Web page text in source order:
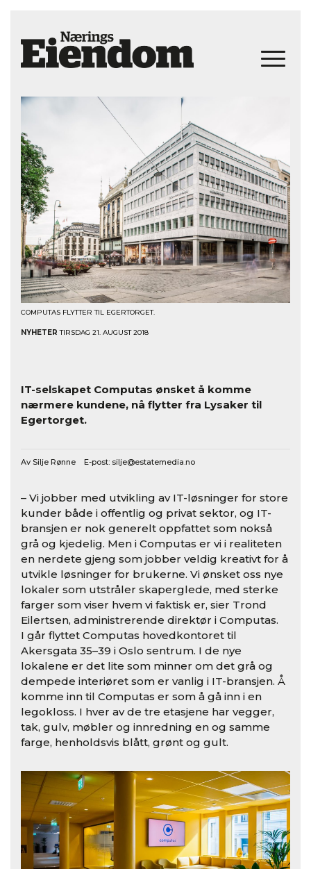
COMPUTAS FLYTTER TIL EGERTORGET.
NYHETER TIRSDAG 21. AUGUST 2018
IT-selskapet Computas ønsket å komme
nærmere kundene, nå flytter fra Lysaker til
Egertorget.
Av Silje Rønne E-post: silje@estatemedia.no
– Vi jobber med utvikling av IT-løsninger for store
kunder både i offentlig og privat sektor, og IT-
bransjen er nok generelt oppfattet som nokså
grå og kjedelig. Men i Computas er vi i realiteten
en nerdete gjeng som jobber veldig kreativt for å
utvikle løsninger for brukerne. Vi ønsket oss nye
lokaler som utstråler skaperglede, med sterke
farger som viser hvem vi faktisk er, sier Trond
Eilertsen, administrerende direktør i Computas.
I går flyttet Computas hovedkontoret til
Akersgata 35–39 i Oslo sentrum. I de nye
lokalene er det lite som minner om det grå og
dempede interiøret som er vanlig i IT-bransjen. Å
komme inn til Computas er som å gå inn i en
legokloss. I hver av de tre etasjene har vegger,
tak, gulv, møbler og innredning en og samme
farge, henholdsvis blått, grønt og gult.